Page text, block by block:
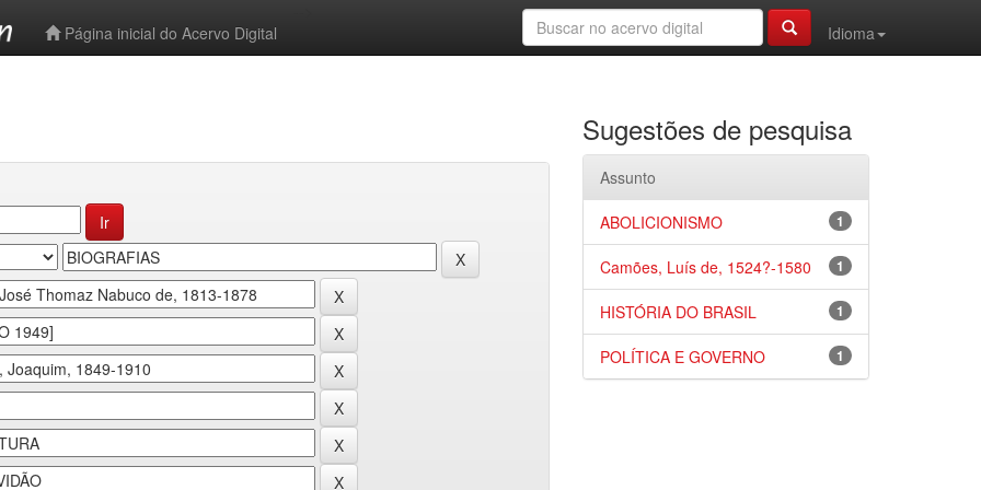
Página inicial do Acervo Digital
Idioma
Sugestões de pesquisa
Assunto
1
ABOLICIONISMO
1
Camões, Luís de, 1524?-1580
1
HISTÓRIA DO BRASIL
1
POLÍTICA E GOVERNO